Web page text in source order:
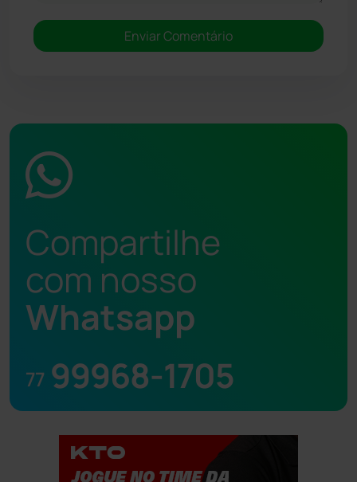
Compartilhe
com nosso
Whatsapp
77 99968-1705